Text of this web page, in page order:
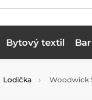
Bytový textil
Lodička Woodwick